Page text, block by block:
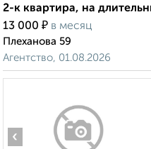
2-к квартира, на
13 000 ₽ в месяц
Плеханова 59
Агентство, 01.08.2026
‹